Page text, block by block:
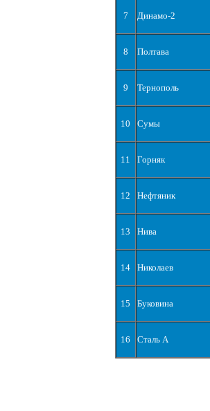
7 Динамо-2
8 Полтава
9 Тернополь
10 Сумы
11 Горняк
12 Нефтяник
13 Нива
14 Николаев
15 Буковина
16 Сталь А